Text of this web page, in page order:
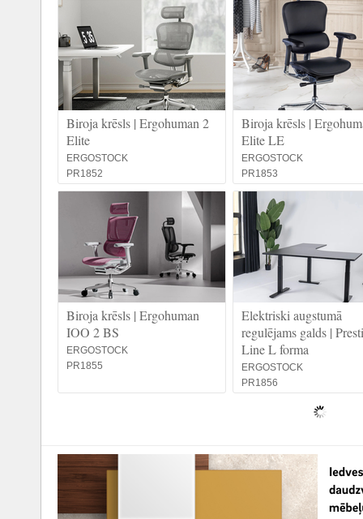
Biroja krēsls | Ergohuman 2
Elite
ERGOSTOCK
PR1852
Biroja krēsls |
Elite LE
ERGOSTOCK
PR1853
Biroja krēsls | Ergohuman
IOO 2 BS
ERGOSTOCK
PR1855
Elektriski augstumā
regulējams galds |
Line L forma
ERGOSTOCK
PR1856